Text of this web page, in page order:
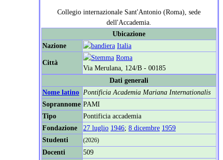
Collegio internazionale Sant'Antonio (Roma), sede
dell'Accademia.
Ubicazione
Nazione
Italia
Città
Roma
Via Merulana, 124/B - 00185
Dati generali
Nome latino Pontificia Academia Mariana Internationalis
Soprannome PAMI
Tipo
Pontificia accademia
Fondazione
27 luglio 1946; 8 dicembre 1959
Studenti
(2026)
Docenti
509